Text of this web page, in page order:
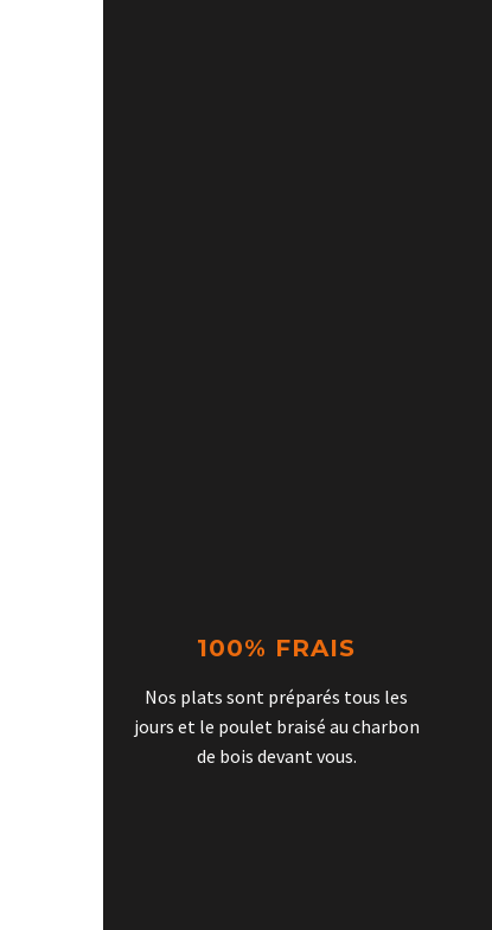
100% FRAIS
Nos plats sont préparés tous les
jours et le poulet braisé au charbon
de bois devant vous.